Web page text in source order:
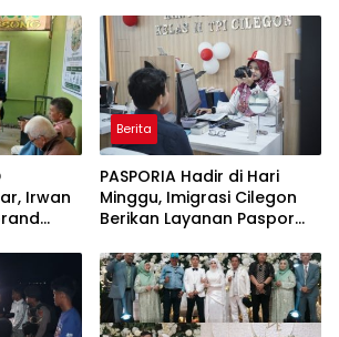
Irwan
dan
Berita
PASPORIA Hadir di Hari
Minggu, Imigrasi Cilegon
Berikan Layanan Paspor
Gratis